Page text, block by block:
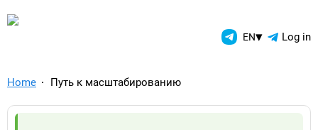
TelegramAds.com — EN▾ Log in
Home Путь к масштабированию